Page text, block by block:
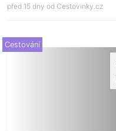
před 15 dny od Cestovinky.cz
Cestování